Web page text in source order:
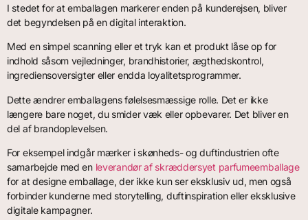
I stedet for at emballagen markerer enden på kunderejsen, bliver
det begyndelsen på en digital interaktion.
Med en simpel scanning eller et tryk kan et produkt låse op for
indhold såsom vejledninger, brandhistorier, ægthedskontrol,
ingrediensoversigter eller endda loyalitetsprogrammer.
Dette ændrer emballagens følelsesmæssige rolle. Det er ikke
længere bare noget, du smider væk eller opbevarer. Det bliver en
del af brandoplevelsen.
For eksempel indgår mærker i skønheds- og duftindustrien ofte
samarbejde med en leverandør af skræddersyet parfumeemballage
for at designe emballage, der ikke kun ser eksklusiv ud, men også
forbinder kunderne med storytelling, duftinspiration eller eksklusive
digitale kampagner.